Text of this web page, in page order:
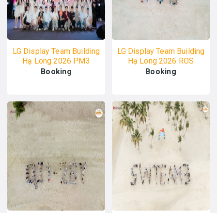
LG Display Team Building
Hạ Long 2026 PM3
24/04 - ALO TOUR
Booking
LG Display Team Building
Hạ Long 2026 ROS
20/04 - ALO TOUR
Booking